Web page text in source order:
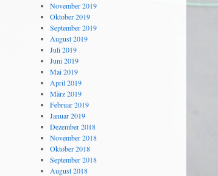
November 2019
Oktober 2019
September 2019
August 2019
Juli 2019
Juni 2019
Mai 2019
April 2019
März 2019
Februar 2019
Januar 2019
Dezember 2018
November 2018
Oktober 2018
September 2018
August 2018